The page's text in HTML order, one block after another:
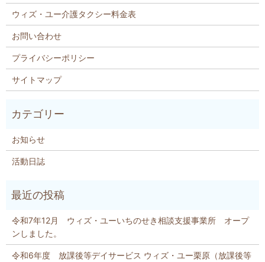
ウィズ・ユー介護タクシー料金表
お問い合わせ
プライバシーポリシー
サイトマップ
お知らせ
活動日誌
令和7年12月 ウィズ・ユーいちのせき相談支援事業所 オープ
ンしました。
令和6年度 放課後等デイサービス ウィズ・ユー栗原（放課後等